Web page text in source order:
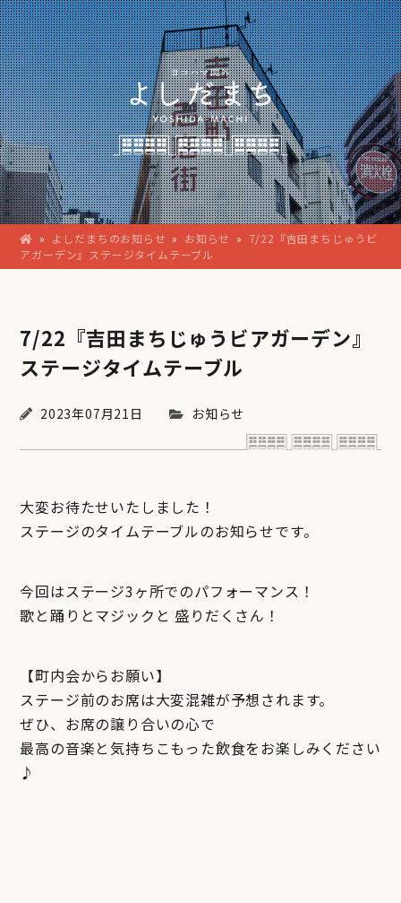
» よしだまちのお知らせ » お知らせ » 7/22『吉田まちじゅうビ
アガーデン』ステージタイムテーブル
7/22『吉田まちじゅうビアガーデン』
ステージタイムテーブル
2023年07月21日 お知らせ
大変お待たせいたしました！
ステージのタイムテーブルのお知らせです。
今回はステージ3ヶ所でのパフォーマンス！
歌と踊りとマジックと 盛りだくさん！
【町内会からお願い】
ステージ前のお席は大変混雑が予想されます。
ぜひ、お席の譲り合いの心で
最高の音楽と気持ちこもった飲食をお楽しみください
♪